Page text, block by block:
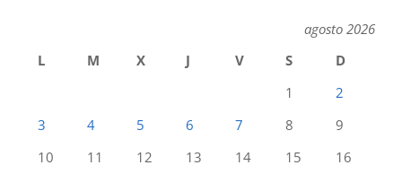
agosto 2026
L
M X J V S
D
1
2
3
4 5 6 7 8
9
10
11 12 13 14 15 16